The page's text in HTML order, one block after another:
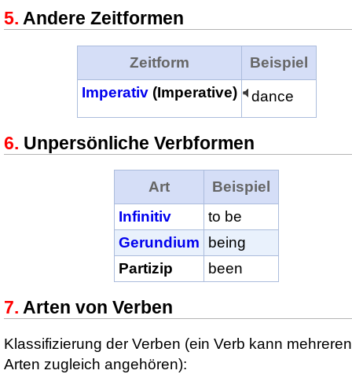
Andere Zeitformen
Zeitform
Beispiel
Imperativ(Imperative) dance
Unpersönliche Verbformen
Art
Beispiel
Infinitiv
to be
Gerundium
being
Partizip
been
Arten von Verben
Klassifizierung der Verben (ein Verb kann mehreren
Arten zugleich angehören):